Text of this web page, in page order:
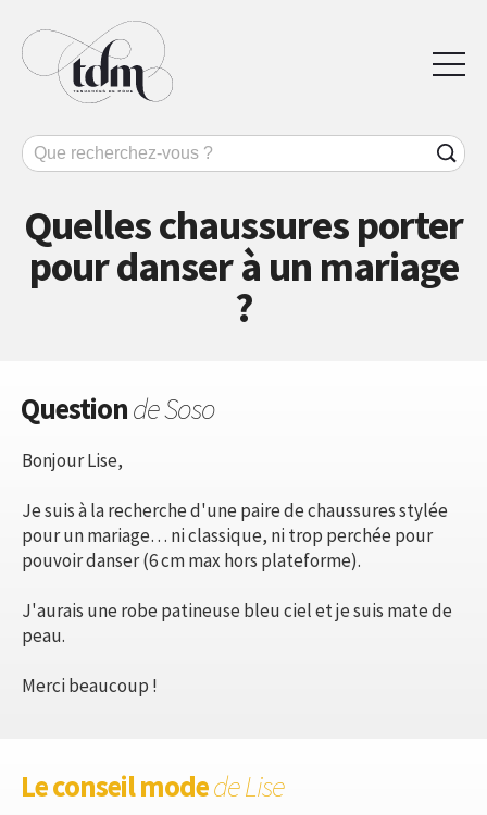
Quelles chaussures porter
pour danser à un mariage
?
Questionde Soso
Bonjour Lise,
Je suis à la recherche d'une paire de chaussures stylée
pour un mariage… ni classique, ni trop perchée pour
pouvoir danser (6 cm max hors plateforme).
J'aurais une robe patineuse bleu ciel et je suis mate de
peau.
Merci beaucoup !
Le conseil modede Lise